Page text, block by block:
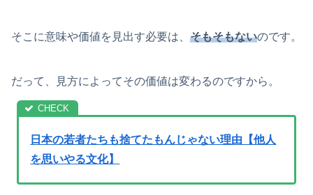
そこに意味や価値を見出す必要は、 そもそもないのです。
だって、見方によってその価値は変わるのですから。
日本の若者たちも捨てたもんじゃない理由【他人
を思いやる文化】